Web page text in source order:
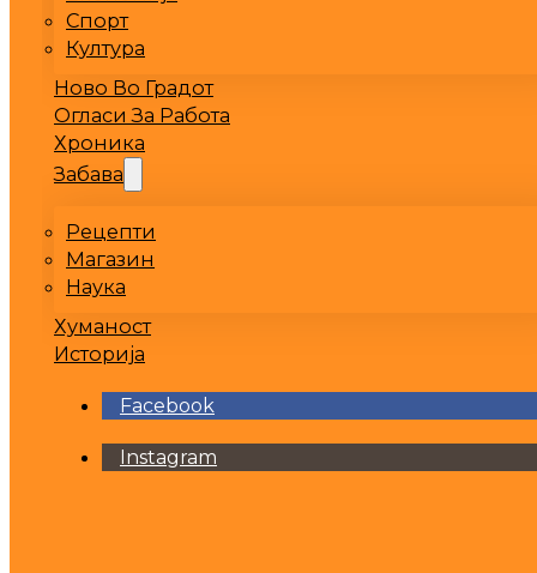
Спорт
Култура
Ново Во Градот
Огласи За Работа
Хроника
Забава
Рецепти
Магазин
Наука
Хуманост
Историја
Facebook
Instagram